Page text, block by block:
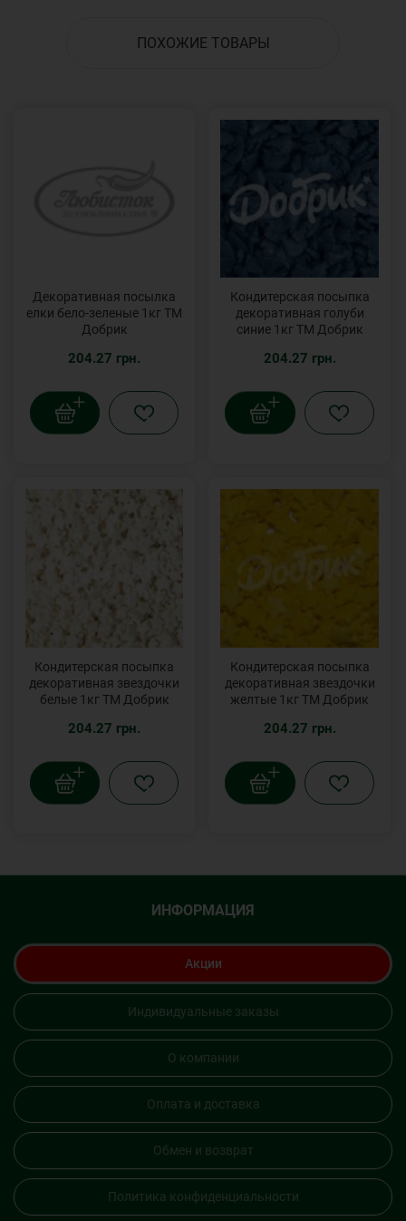
ПОХОЖИЕ ТОВАРЫ
Декоративная посылка
елки бело-зеленые 1кг ТМ
Добрик
204.27 грн.
Кондитерская посыпка
декоративная голуби
синие 1кг ТМ Добрик
204.27 грн.
Кондитерская посыпка
декоративная звездочки
белые 1кг ТМ Добрик
204.27 грн.
Кондитерская посыпка
декоративная звездочки
желтые 1кг ТМ Добрик
204.27 грн.
ИНФОРМАЦИЯ
Акции
Индивидуальные заказы
О компании
Оплата и доставка
Обмен и возврат
Политика конфиденциальности